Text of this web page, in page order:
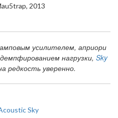
2013
усилителем, априори
нагрузки, Sky
редкость уверенно.
Sky